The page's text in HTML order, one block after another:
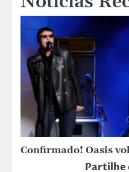
Confirmado! Oasis
Partilhe